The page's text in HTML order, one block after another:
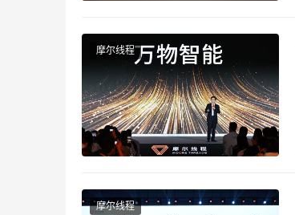
摩尔线程
摩尔线程